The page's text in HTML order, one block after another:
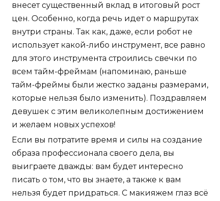
внесет существенный вклад в итоговый рост
цен. Особенно, когда речь идет о маршрутах
внутри страны. Так как, даже, если робот не
использует какой-либо инструмент, все равно
для этого инструмента строились свечки по
всем тайм-фреймам (напоминаю, раньше
тайм-фреймы были жестко заданы размерами,
которые нельзя было изменить). Поздравляем
девушек с этим великолепным достижением
и желаем новых успехов!
Если вы потратите время и силы на создание
образа профессионала своего дела, вы
выиграете дважды: вам будет интересно
писать о том, что вы знаете, а также к вам
нельзя будет придраться. С макияжем глаз всё